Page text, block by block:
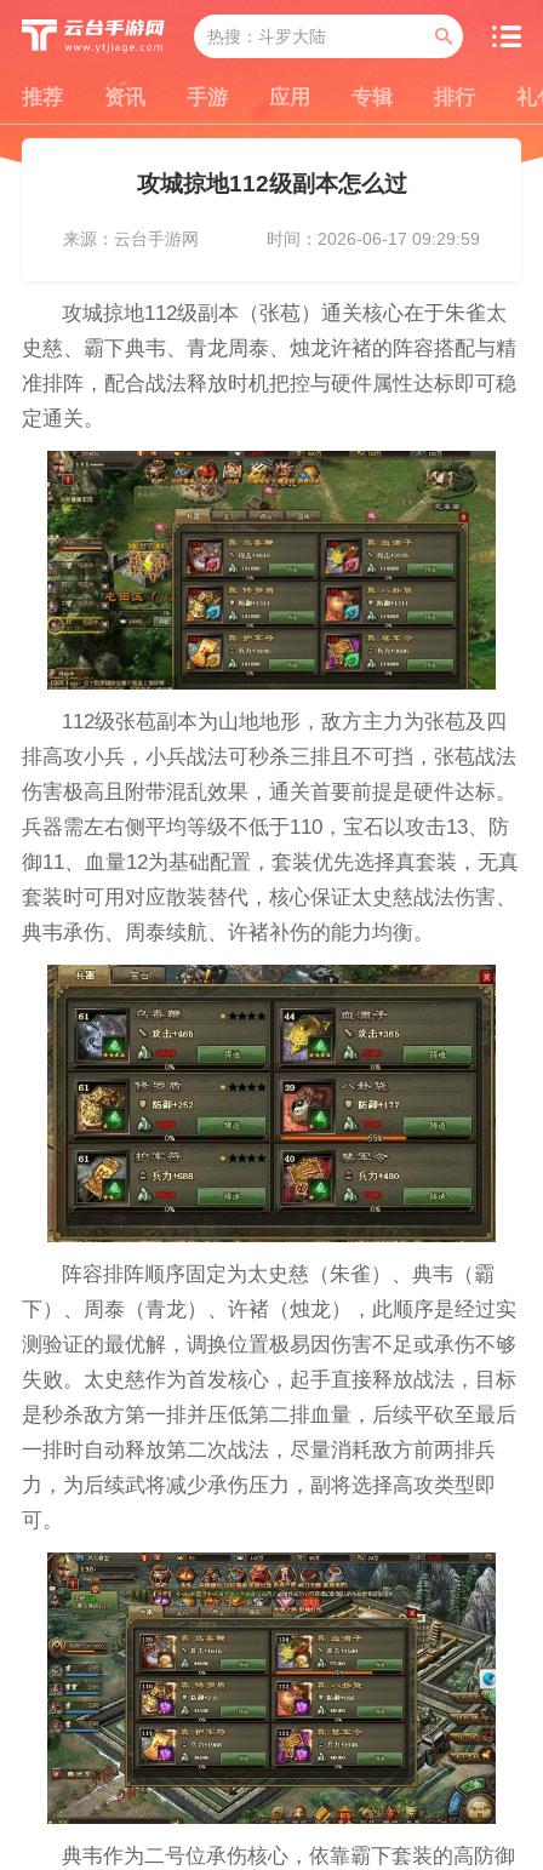
推荐 资讯 手游 应用 专辑 排行 礼
攻城掠地112级副本怎么过
来源：云台手游网 时间：2026-06-17 09:29:59
攻城掠地112级副本（张苞）通关核心在于朱雀太
史慈、霸下典韦、青龙周泰、烛龙许褚的阵容搭配与精
准排阵，配合战法释放时机把控与硬件属性达标即可稳
定通关。
112级张苞副本为山地地形，敌方主力为张苞及四
排高攻小兵，小兵战法可秒杀三排且不可挡，张苞战法
伤害极高且附带混乱效果，通关首要前提是硬件达标。
兵器需左右侧平均等级不低于110，宝石以攻击13、防
御11、血量12为基础配置，套装优先选择真套装，无真
套装时可用对应散装替代，核心保证太史慈战法伤害、
典韦承伤、周泰续航、许褚补伤的能力均衡。
阵容排阵顺序固定为太史慈（朱雀）、典韦（霸
下）、周泰（青龙）、许褚（烛龙），此顺序是经过实
测验证的最优解，调换位置极易因伤害不足或承伤不够
失败。太史慈作为首发核心，起手直接释放战法，目标
是秒杀敌方第一排并压低第二排血量，后续平砍至最后
一排时自动释放第二次战法，尽量消耗敌方前两排兵
力，为后续武将减少承伤压力，副将选择高攻类型即
可。
典韦作为二号位承伤核心，依靠霸下套装的高防御